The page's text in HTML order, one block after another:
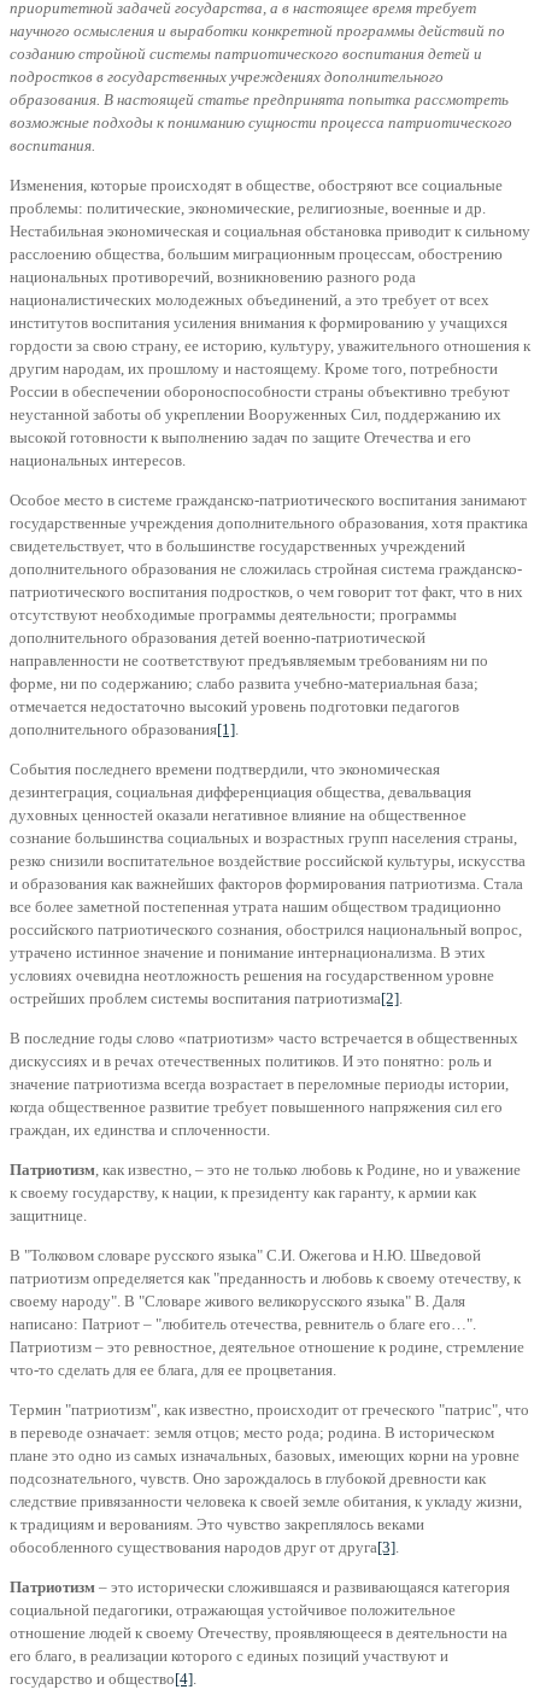
приоритетной задачей государства, а в настоящее время требует
научного осмысления и выработки конкретной программы действий по
созданию стройной системы патриотического воспитания детей и
подростков в государственных учреждениях дополнительного
образования. В настоящей статье предпринята попытка рассмотреть
возможные подходы к пониманию сущности процесса патриотического
воспитания.
Изменения, которые происходят в обществе, обостряют все социальные
проблемы: политические, экономические, религиозные, военные и др.
Нестабильная экономическая и социальная обстановка приводит к сильному
расслоению общества, большим миграционным процессам, обострению
национальных противоречий, возникновению разного рода
националистических молодежных объединений, а это требует от всех
институтов воспитания усиления внимания к формированию у учащихся
гордости за свою страну, ее историю, культуру, уважительного отношения к
другим народам, их прошлому и настоящему. Кроме того, потребности
России в обеспечении обороноспособности страны объективно требуют
неустанной заботы об укреплении Вооруженных Сил, поддержанию их
высокой готовности к выполнению задач по защите Отечества и его
национальных интересов.
Особое место в системе гражданско-патриотического воспитания занимают
государственные учреждения дополнительного образования, хотя практика
свидетельствует, что в большинстве государственных учреждений
дополнительного образования не сложилась стройная система гражданско-
патриотического воспитания подростков, о чем говорит тот факт, что в них
отсутствуют необходимые программы деятельности; программы
дополнительного образования детей военно-патриотической
направленности не соответствуют предъявляемым требованиям ни по
форме, ни по содержанию; слабо развита учебно-материальная база;
отмечается недостаточно высокий уровень подготовки педагогов
дополнительного образования[1]
События последнего времени подтвердили, что экономическая
дезинтеграция, социальная дифференциация общества, девальвация
духовных ценностей оказали негативное влияние на общественное
сознание большинства социальных и возрастных групп населения страны,
резко снизили воспитательное воздействие российской культуры, искусства
и образования как важнейших факторов формирования патриотизма. Стала
все более заметной постепенная утрата нашим обществом традиционно
российского патриотического сознания, обострился национальный вопрос,
утрачено истинное значение и понимание интернационализма. В этих
условиях очевидна неотложность решения на государственном уровне
острейших проблем системы воспитания патриотизма[2]
В последние годы слово «патриотизм» часто встречается в общественных
дискуссиях и в речах отечественных политиков. И это понятно: роль и
значение патриотизма всегда возрастает в переломные периоды истории,
когда общественное развитие требует повышенного напряжения сил его
граждан, их единства и сплоченности.
Патриотизм , как известно, – это не только любовь к Родине, но и уважение
к своему государству, к нации, к президенту как гаранту, к армии как
защитнице.
В "Толковом словаре русского языка" С.И. Ожегова и Н.Ю. Шведовой
патриотизм определяется как "преданность и любовь к своему отечеству, к
своему народу". В "Словаре живого великорусского языка" В. Даля
написано: Патриот – "любитель отечества, ревнитель о благе его…".
Патриотизм – это ревностное, деятельное отношение к родине, стремление
что-то сделать для ее блага, для ее процветания.
Термин "патриотизм", как известно, происходит от греческого "патрис", что
в переводе означает: земля отцов; место рода; родина. В историческом
плане это одно из самых изначальных, базовых, имеющих корни на уровне
подсознательного, чувств. Оно зарождалось в глубокой древности как
следствие привязанности человека к своей земле обитания, к укладу жизни,
к традициям и верованиям. Это чувство закреплялось веками
обособленного существования народов друг от друга[3]
Патриотизм – это исторически сложившаяся и развивающаяся категория
социальной педагогики, отражающая устойчивое положительное
отношение людей к своему Отечеству, проявляющееся в деятельности на
его благо, в реализации которого с единых позиций участвуют и
государство и общество[4]